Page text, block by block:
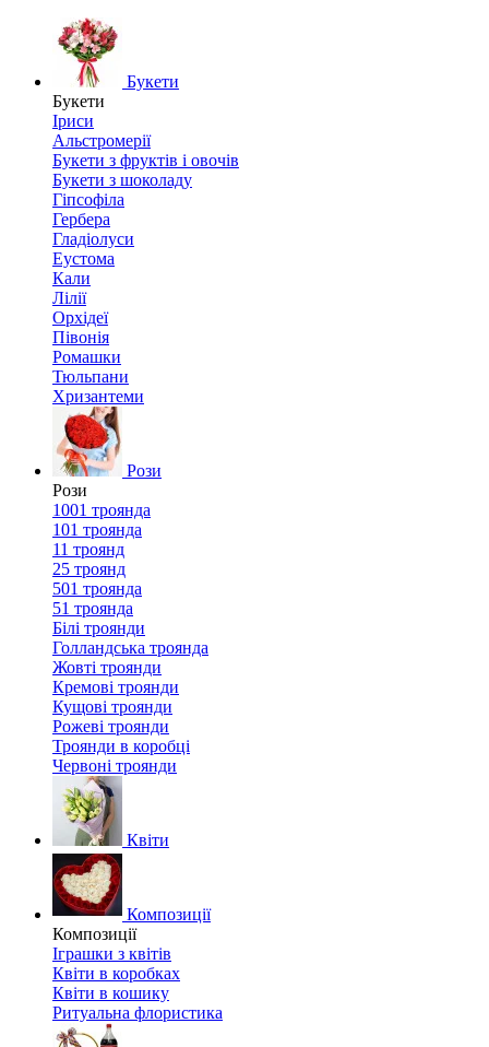
Букети
Букети
Іриси
Альстромерії
Букети з фруктів і овочів
Букети з шоколаду
Гіпсофіла
Гербера
Гладіолуси
Еустома
Кали
Лілії
Орхідеї
Півонія
Ромашки
Тюльпани
Хризантеми
Рози
Рози
1001 троянда
101 троянда
11 троянд
25 троянд
501 троянда
51 троянда
Білі троянди
Голландська троянда
Жовті троянди
Кремові троянди
Кущові троянди
Рожеві троянди
Троянди в коробці
Червоні троянди
Квіти
Композиції
Композиції
Іграшки з квітів
Квіти в коробках
Квіти в кошику
Ритуальна флористика